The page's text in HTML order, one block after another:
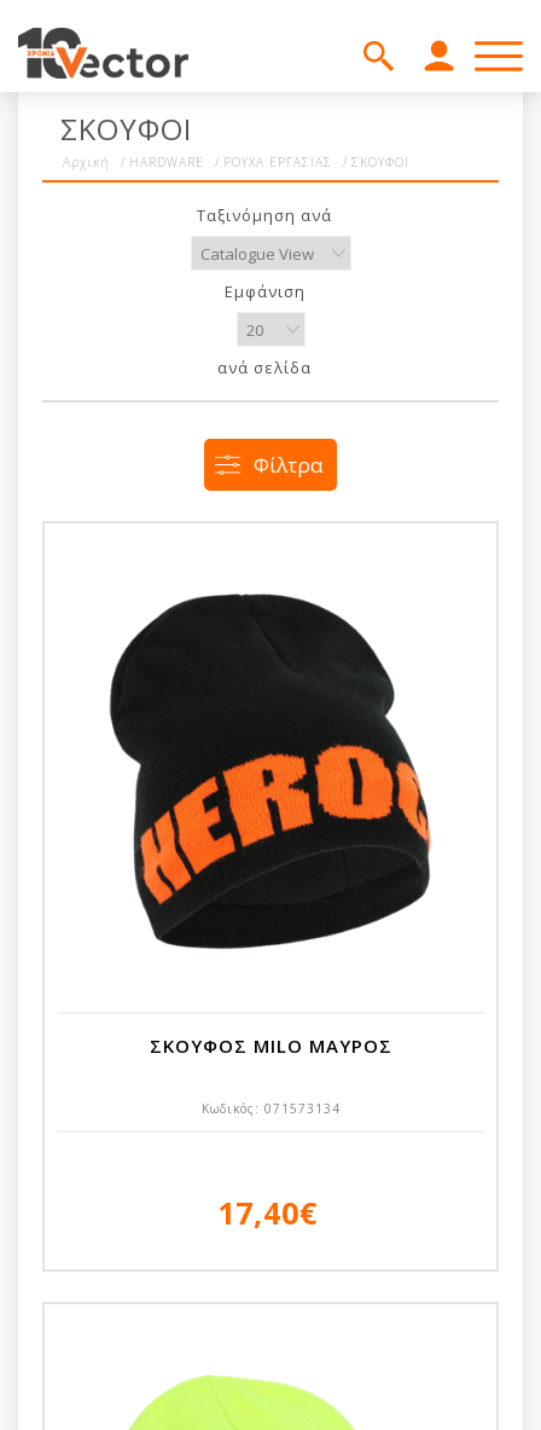
ΣΚΟΥΦΟΙ
Αρχική / HARDWARE / ΡΟΥΧΑ ΕΡΓΑΣΙΑΣ / ΣΚΟΥΦΟΙ
Ταξινόμηση ανά
Εμφάνιση
ανά σελίδα
Φίλτρα
ΣΚΟΥΦΟΣ MILO ΜΑΥΡΟΣ
Κωδικός: 071573134
17,40€